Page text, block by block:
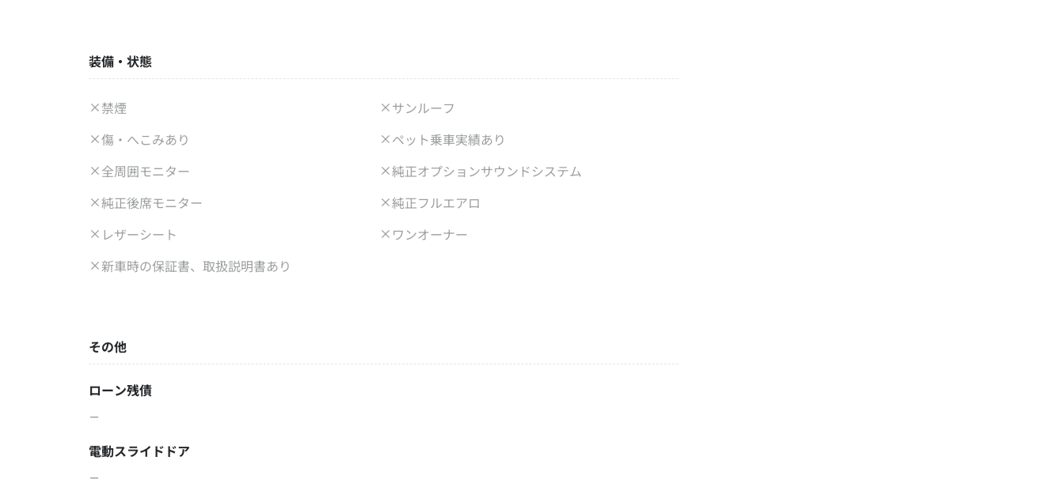
装備・状態
禁煙
サンルーフ
傷・へこみあり
ペット乗車実績あり
全周囲モニター
純正オプションサウンドシステム
純正後席モニター
純正フルエアロ
レザーシート
ワンオーナー
新車時の保証書、取扱説明書あり
その他
ローン残債
－
電動スライドドア
－